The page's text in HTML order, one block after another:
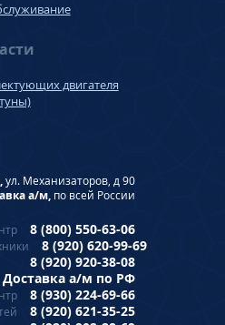
двигателя
ул. Механизаторов, д 90
а/м, по всей России
8 (800) 550-63-06
8 (920) 620-99-69
8 (920) 920-38-08
Доставка а/м по РФ
8 (930) 224-69-66
8 (920) 621-35-25